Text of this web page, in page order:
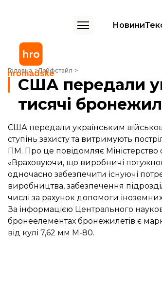
Новини
Головна Лайфстайл
США передали українським військовим 2 тисячі
США передали
тисячі
США передали українським
ступінь захисту та витримують
ПМ. Про це повідомляє Міністерство
«Враховуючи, що виробничі
одночасно забезпечити існуючі
виробництва, забезпечення
числі за рахунок допомоги
За інформацією Центрального
бронеелементах бронежилетів є
від кулі 7,62 мм М-80.